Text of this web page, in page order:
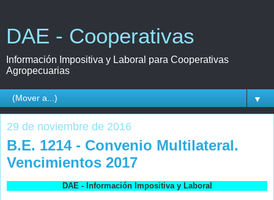
DAE - Cooperativas
Información Impositiva y Laboral para Cooperativas
Agropecuarias
▼
29 de noviembre de 2016
B.E. 1214 - Convenio Multilateral.
Vencimientos 2017
DAE - Información Impositiva y Laboral